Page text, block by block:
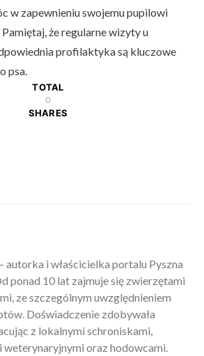
w zapewnieniu swojemu pupilowi
że regularne wizyty u
profilaktyka są kluczowe
psa.
TOTAL
0
SHARES
autorka i właścicielka portalu Pyszna
ponad 10 lat zajmuje się zwierzętami
ze szczególnym uwzględnieniem
Doświadczenie zdobywała
z lokalnymi schroniskami,
weterynaryjnymi oraz hodowcami.